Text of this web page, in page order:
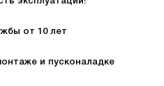
Гидравлический цилиндр с
от 10 лет
и пусконаладке